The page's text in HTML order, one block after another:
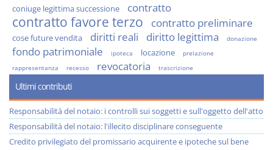
coniuge legittima successione
contratto
contratto favore terzo contratto preliminare
cose future vendita diritti reali diritto legittima donazione
fondo patrimoniale ipoteca locazione
prelazione
rappresentanza
recesso revocatoria trascrizione
Ultimi contributi
Responsabilità del notaio: i controlli sui soggetti e sull'oggetto dell'atto
Responsabilità del notaio: l'illecito disciplinare conseguente
Credito privilegiato del promissario acquirente e ipoteche sul bene